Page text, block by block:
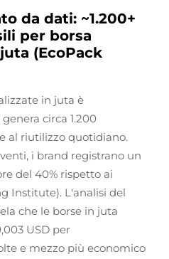
da dati: ~1.200+
per borsa
(EcoPack
in juta è
circa 1.200
al riutilizzo quotidiano.
i brand registrano un
del 40% rispetto ai
Institute). L'analisi del
che le borse in juta
USD per
e mezzo più economico